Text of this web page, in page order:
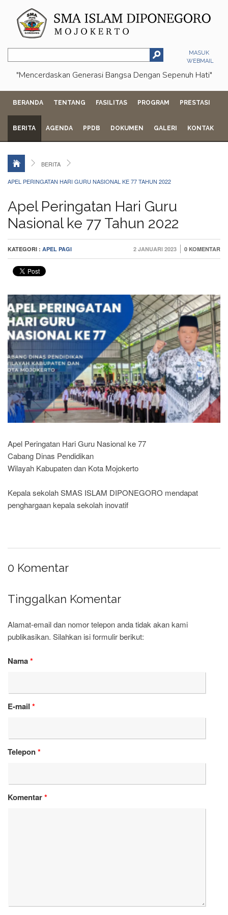
MASUK
WEBMAIL
"Mencerdaskan Generasi Bangsa Dengan Sepenuh Hati"
BERANDA TENTANG FASILITAS PROGRAM PRESTASI
BERITA AGENDA PPDB DOKUMEN GALERI KONTAK
BERITA
APEL PERINGATAN HARI GURU NASIONAL KE 77 TAHUN 2022
Apel Peringatan Hari Guru
Nasional ke 77 Tahun 2022
KATEGORI : APEL PAGI 2 JANUARI 2023 0 KOMENTAR
Apel Peringatan Hari Guru Nasional ke 77
Cabang Dinas Pendidikan
Wilayah Kabupaten dan Kota Mojokerto
Kepala sekolah SMAS ISLAM DIPONEGORO mendapat
penghargaan kepala sekolah inovatif
0 Komentar
Tinggalkan Komentar
Alamat-email dan nomor telepon anda tidak akan kami
publikasikan. Silahkan isi formulir berikut:
Nama*
E-mail *
Telepon*
Komentar*